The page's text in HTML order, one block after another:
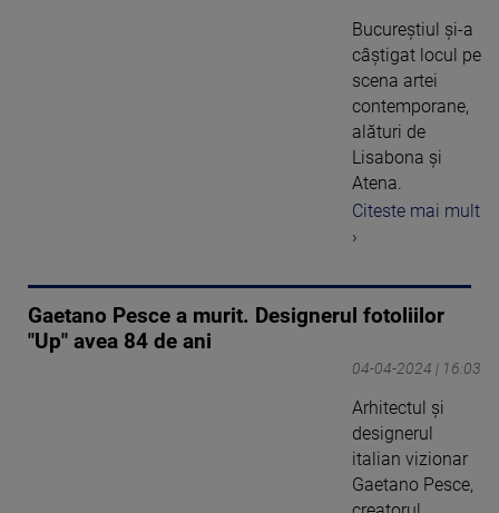
Bucureștiul și-a
câștigat locul pe
scena artei
contemporane,
alături de
Lisabona și
Atena.
Citeste mai mult
›
Gaetano Pesce a murit. Designerul fotoliilor
"Up" avea 84 de ani
04-04-2024 | 16:03
Arhitectul şi
designerul
italian vizionar
Gaetano Pesce,